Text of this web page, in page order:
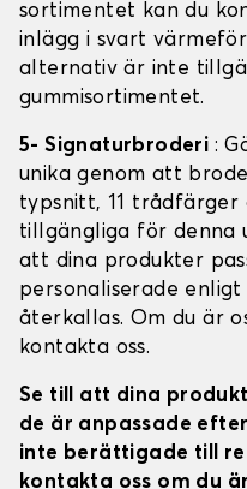
sortimentet kan du
inlägg i svart
alternativ är inte
gummisortimentet.
5- Signaturbroderi :
unika genom att
typsnitt, 11 trådfärger
tillgängliga för denna
att dina produkter
personaliserade
återkallas. Om du är
kontakta oss.
Se till att dina
de är anpassade
inte berättigade till
kontakta oss om du